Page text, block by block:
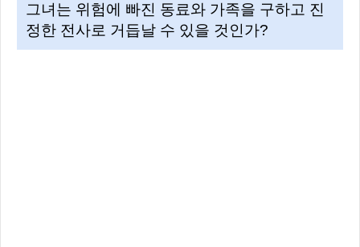
그녀는 위험에 빠진 동료와 가족을 구하고 진
정한 전사로 거듭날 수 있을 것인가?